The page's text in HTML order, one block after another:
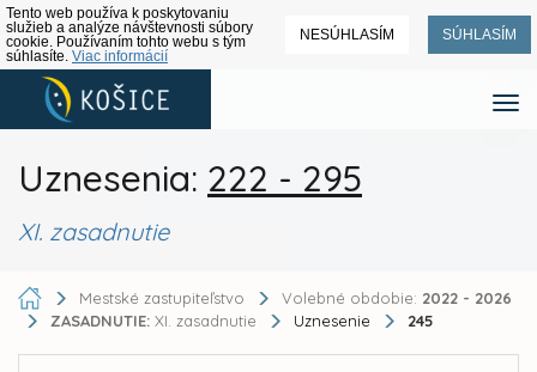
Tento web používa k poskytovaniu
služieb a analýze návštevnosti súbory
cookie. Používaním tohto webu s tým
súhlasíte. Viac informácií
NESÚHLASÍM SÚHLASÍM
Uznesenia: 222 - 295
XI. zasadnutie
Mestské zastupiteľstvo Volebné obdobie: 2022 - 2026
ZASADNUTIE: XI. zasadnutie Uznesenie 245